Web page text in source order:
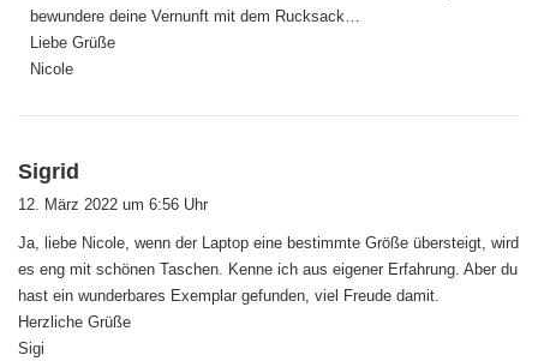
bewundere deine Vernunft mit dem Rucksack…
Liebe Grüße
Nicole
Sigrid
t
:
12. März 2022 um 6:56 Uhr
Ja, liebe Nicole, wenn der Laptop eine bestimmte Größe übersteigt, wird
es eng mit schönen Taschen. Kenne ich aus eigener Erfahrung. Aber du
hast ein wunderbares Exemplar gefunden, viel Freude damit.
Herzliche Grüße
Sigi